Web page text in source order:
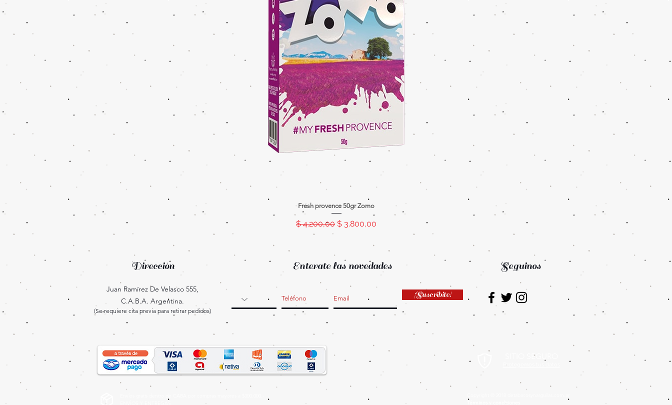
Fresh provence 50gr Zomo
Precio
$ 4.200,00 Precio de oferta
$ 3.800,00
Dirección
Juan Ramírez De Velasco 555,
C.A.B.A. Argentina.
(Se requiere cita previa para retirar pedidos)
¡Suscribite!
Enterate las novedades Seguinos
SITIO SEGURO